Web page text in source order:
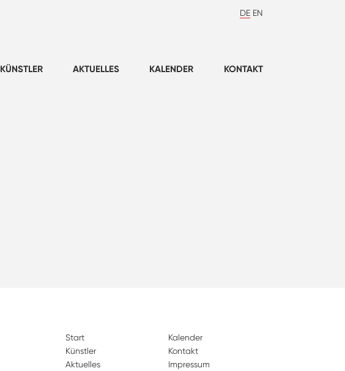
DE EN
KÜNSTLER AKTUELLES KALENDER KONTAKT
Start
Künstler
Aktuelles
Kalender
Kontakt
Impressum